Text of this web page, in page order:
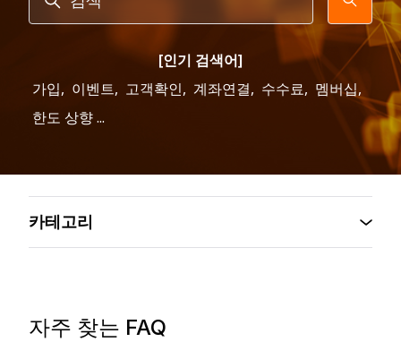
[인기 검색어]
가입, 이벤트, 고객확인, 계좌연결, 수수료, 멤버십,
한도 상향 ...
자주 찾는 FAQ
카테고리